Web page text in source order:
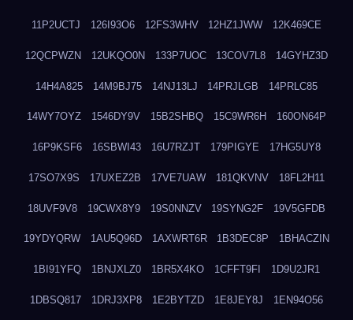
11P2UCTJ 126I93O6 12FS3WHV 12HZ1JWW 12K469CE
12QCPWZN 12UKQO0N 133P7UOC 13COV7L8 14GYHZ3D
14H4A825 14M9BJ75 14NJ13LJ 14PRJLGB 14PRLC85
14WY7OYZ 1546DY9V 15B2SHBQ 15C9WR6H 160ON64P
16P9KSF6 16SBWI43 16U7RZJT 179PIGYE 17HG5UY8
17SO7X9S 17UXEZ2B 17VE7UAW 181QKVNV 18FL2H11
18UVF9V8 19CWX8Y9 19S0NNZV 19SYNG2F 19V5GFDB
19YDYQRW 1AU5Q96D 1AXWRT6R 1B3DEC8P 1BHACZIN
1BI91YFQ 1BNJXLZ0 1BR5X4KO 1CFFT9FI 1D9U2JR1
1DBSQ817 1DRJ3XP8 1E2BYTZD 1E8JEY8J 1EN94O56